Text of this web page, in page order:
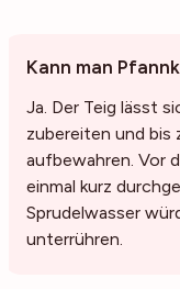
Kann man
Ja. Der Teig lässt
zubereiten und bis
aufbewahren. Vor
einmal kurz
Sprudelwasser
unterrühren.